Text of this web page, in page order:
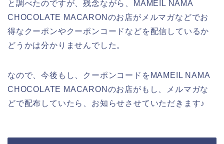
と調べたのですが、残念ながら、MAMEIL NAMA
CHOCOLATE MACARONのお店がメルマガなどでお
得なクーポンやクーポンコードなどを配信しているか
どうかは分かりませんでした。
なので、今後もし、クーポンコードをMAMEIL NAMA
CHOCOLATE MACARONのお店がもし、メルマガな
どで配布していたら、お知らせさせていただきます♪